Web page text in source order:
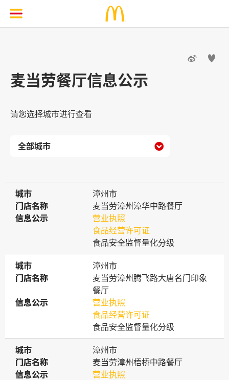
 
麦当劳餐厅信息公示
请您选择城市进行查看

城市
城市
漳州市
门店名称
门店名称
麦当劳漳州漳华中路餐厅
信息公示
信息公示
营业执照
食品经营许可证
食品安全监督量化分级
城市
城市
漳州市
门店名称
门店名称
麦当劳漳州腾飞路大唐名门印象
餐厅
信息公示
信息公示
营业执照
食品经营许可证
食品安全监督量化分级
城市
城市
漳州市
门店名称
门店名称
麦当劳漳州梧桥中路餐厅
信息公示
信息公示
营业执照